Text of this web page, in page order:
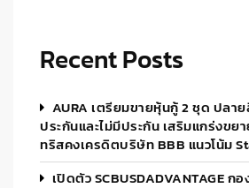
Recent Posts
AURA เตรียมขายหุ้นกู้ 2 ชุด ปลา
ประกันและไม่มีประกัน เสริมแกร่งขย
ทริสคงเครดิตบริษัท BBB แนวโน้ม
เปิดตัว SCBUSDADVANTAGE ก